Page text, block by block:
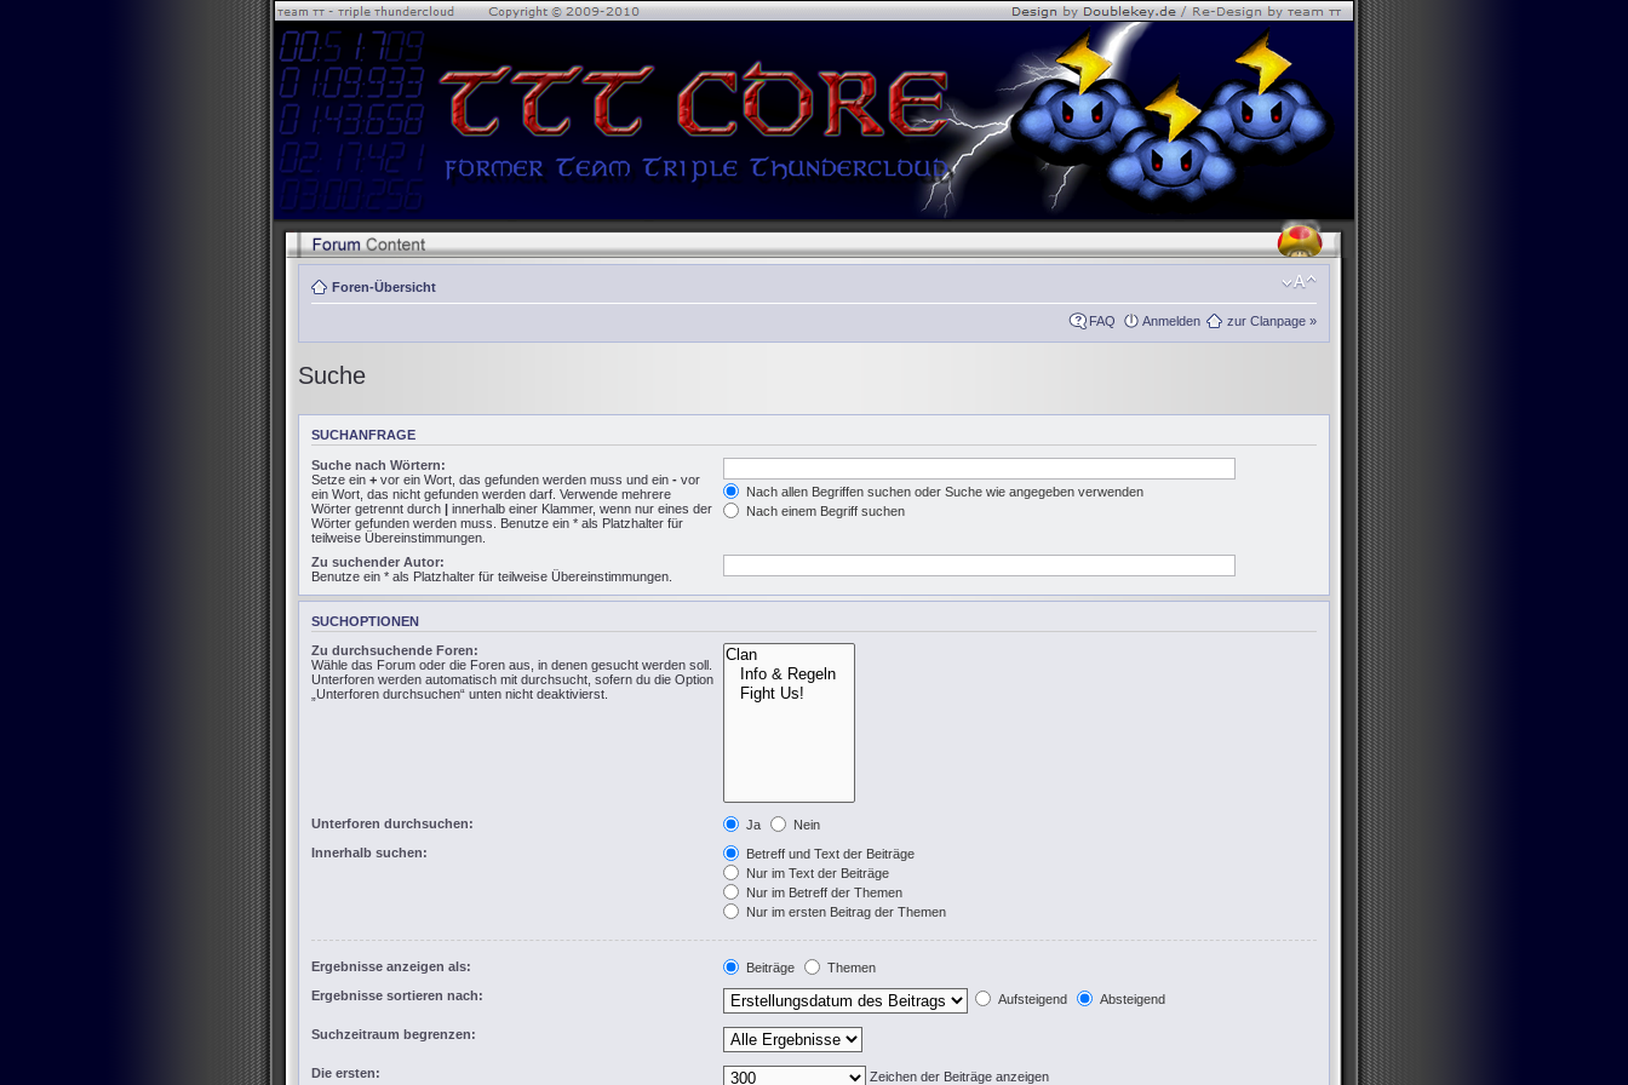
Foren-Übersicht
FAQ Anmelden zur Clanpage »
Suche
SUCHANFRAGE
Suche nach Wörtern:
Setze ein + vor ein Wort, das gefunden werden muss und ein - vor
ein Wort, das nicht gefunden werden darf. Verwende mehrere
Wörter getrennt durch | innerhalb einer Klammer, wenn nur eines der
Wörter gefunden werden muss. Benutze ein * als Platzhalter für
teilweise Übereinstimmungen.
Nach allen Begriffen suchen oder Suche wie angegeben verwenden
Nach einem Begriff suchen
Zu suchender Autor:
Benutze ein * als Platzhalter für teilweise Übereinstimmungen.
SUCHOPTIONEN
Zu durchsuchende Foren:
Wähle das Forum oder die Foren aus, in denen gesucht werden soll.
Unterforen werden automatisch mit durchsucht, sofern du die Option
„Unterforen durchsuchen“ unten nicht deaktivierst.
Unterforen durchsuchen: Ja
Nein
Innerhalb suchen:
Betreff und Text der Beiträge
Nur im Text der Beiträge
Nur im Betreff der Themen
Nur im ersten Beitrag der Themen
Ergebnisse anzeigen als: Beiträge
Themen
Ergebnisse sortieren nach:
Aufsteigend Absteigend
Suchzeitraum begrenzen:
Die ersten: Zeichen der Beiträge anzeigen